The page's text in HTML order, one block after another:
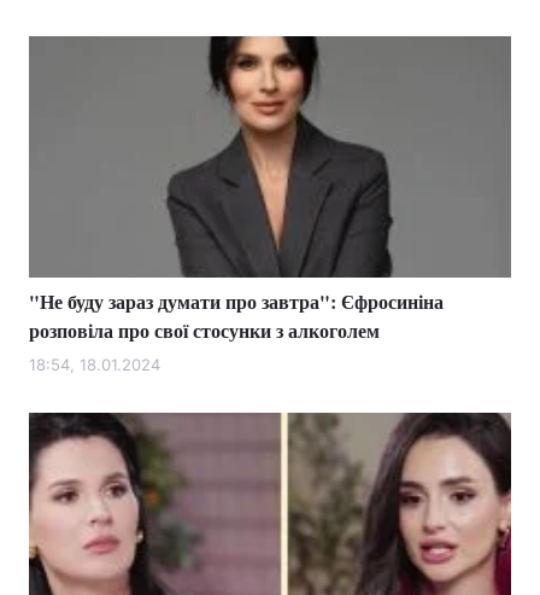
"Не буду зараз думати про завтра": Єфросиніна
розповіла про свої стосунки з алкоголем
18:54, 18.01.2024